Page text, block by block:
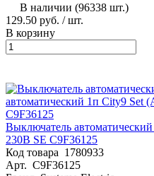
В наличии (96338 шт.)
129.50 руб. / шт.
В корзину
Выключатель
230В SE C9F36125
Код товара 1780933
Арт. C9F36125